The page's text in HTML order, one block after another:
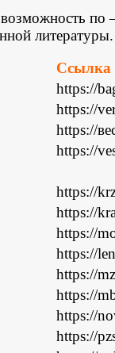
литературы.
Ссылка
https://
https://
https://
https://
https://
https://
https://
https://
https://
https://
https://
https://